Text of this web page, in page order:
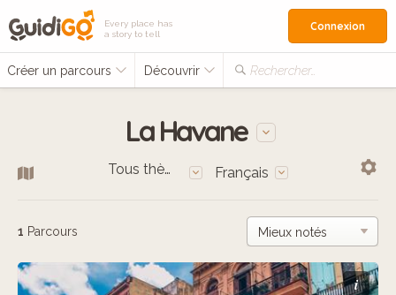
Every place has
a story to tell
Créer un parcours Découvrir Rechercher…
Connexion
La Havane
Tous thèmes Français
1 Parcours
i